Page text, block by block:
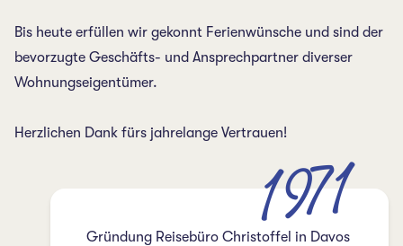
Bis heute erfüllen wir gekonnt Ferienwünsche und sind der
bevorzugte Geschäfts- und Ansprechpartner diverser
Wohnungseigentümer.
Herzlichen Dank fürs jahrelange Vertrauen!
1971
Gründung Reisebüro Christoffel in Davos